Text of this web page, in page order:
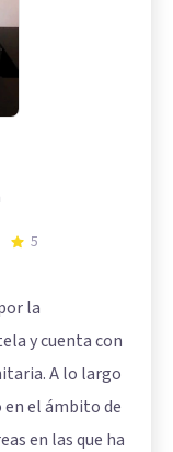
5
la
y cuenta con
A lo largo
en el ámbito de
en las que ha